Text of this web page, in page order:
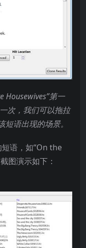
Housewives”第一
次，我们可以拖拉
语出现的场景。
语，如“On the
图演示如下：